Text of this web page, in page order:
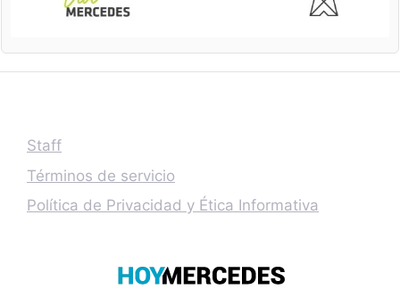
Staff
Términos de servicio
Política de Privacidad y Ética Informativa